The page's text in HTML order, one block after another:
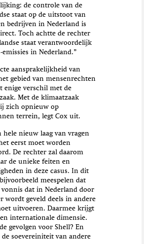
de controle van de
staat op de uitstoot van
bedrijven in Nederland is
Toch achtte de rechter
staat verantwoordelijk
emissies in Nederland.”
aansprakelijkheid van
gebied van mensenrechten
enige verschil met de
Met de klimaatzaak
zich opnieuw op
terrein, legt Cox uit.
hele nieuw laag van vragen
eerst moet worden
De rechter zal daarom
de unieke feiten en
in deze casus. In dit
meespelen dat
vonnis dat in Nederland door
wordt geveld deels in andere
uitvoeren. Daarmee krijgt
internationale dimensie.
gevolgen voor Shell? En
soevereiniteit van andere